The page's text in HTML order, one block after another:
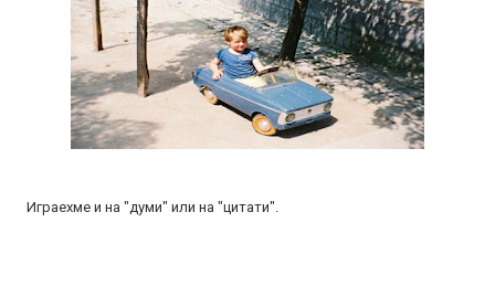
Играехме и на "думи" или на "цитати".